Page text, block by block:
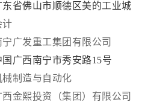
省佛山市顺德区美的工业城
计
宁广发重工集团有限公司
广西南宁市秀安路15号
械制造与自动化
西金熙投资（集团）有限公司